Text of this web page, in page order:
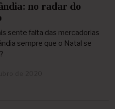
no radar do
sente falta das mercadorias
sempre que o Natal se